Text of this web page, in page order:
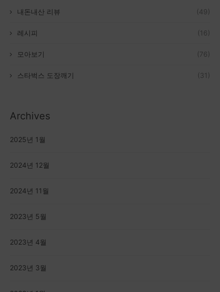
내돈내산 리뷰 (49)
레시피 (16)
모아보기 (76)
스타벅스 도장깨기 (31)
Archives
2025년 1월
2024년 12월
2024년 11월
2023년 5월
2023년 4월
2023년 3월